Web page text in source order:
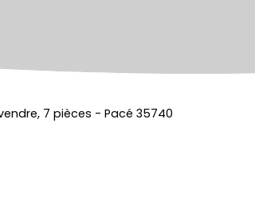
7 pièces - Pacé 35740